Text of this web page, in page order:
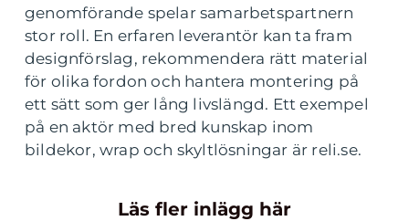
genomförande spelar samarbetspartnern
stor roll. En erfaren leverantör kan ta fram
designförslag, rekommendera rätt material
för olika fordon och hantera montering på
ett sätt som ger lång livslängd. Ett exempel
på en aktör med bred kunskap inom
bildekor, wrap och skyltlösningar är reli.se.
Läs fler inlägg här